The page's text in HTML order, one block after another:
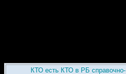
КТО есть КТО в РБ справочно-